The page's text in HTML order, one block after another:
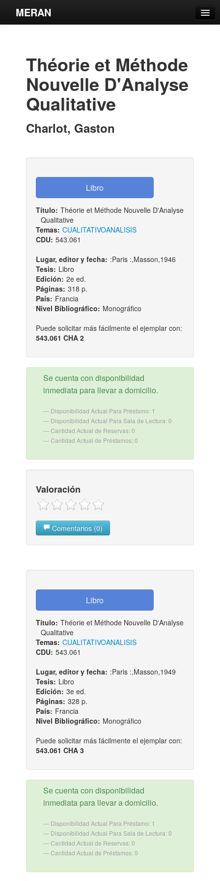
MERAN
Estantes Virtuales
Contacto
Théorie et Méthode
Nouvelle D'Analyse
Qualitative
Charlot, Gaston
Título: Théorie et Méthode Nouvelle D'Analyse
Qualitative
Temas: CUALITATIVOANALISIS
CDU: 543.061
Lugar, editor y fecha: :Paris :,Masson,1946
Tesis: Libro
Edición: 2e ed.
Páginas: 318 p.
País: Francia
Nivel Bibliográfico: Monográfico
Puede solicitar más fácilmente el ejemplar con:
543.061 CHA 2
Se cuenta con disponibilidad
inmediata para llevar a domicilio.
Disponibilidad Actual Para Préstamo: 1
Disponibilidad Actual Para Sala de Lectura: 0
Cantidad Actual de Reservas: 0
Cantidad Actual de Préstamos: 0
Valoración
Comentarios (0)
Título: Théorie et Méthode Nouvelle D'Analyse
Qualitative
Temas: CUALITATIVOANALISIS
CDU: 543.061
Lugar, editor y fecha: :Paris :,Masson,1949
Tesis: Libro
Edición: 3e ed.
Páginas: 328 p.
País: Francia
Nivel Bibliográfico: Monográfico
Puede solicitar más fácilmente el ejemplar con:
543.061 CHA 3
Se cuenta con disponibilidad
inmediata para llevar a domicilio.
Disponibilidad Actual Para Préstamo: 1
Disponibilidad Actual Para Sala de Lectura: 0
Cantidad Actual de Reservas: 0
Cantidad Actual de Préstamos: 0